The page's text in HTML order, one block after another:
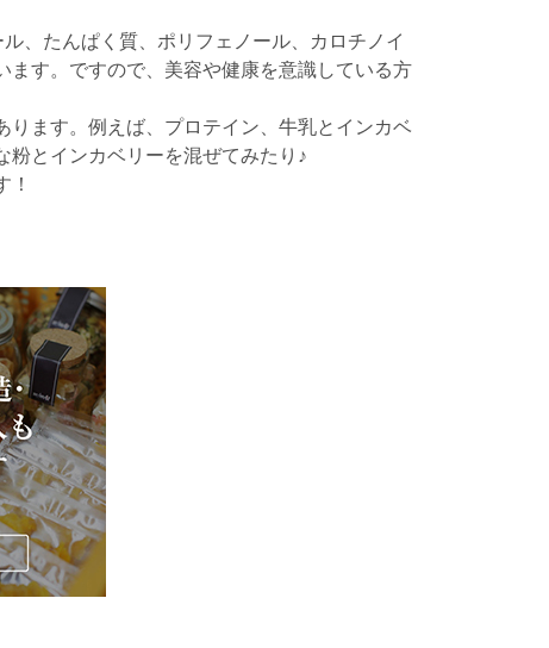
、たんぱく質、ポリフェノール、カロチノイ
ます。ですので、美容や健康を意識している方
ます。例えば、プロテイン、牛乳とインカベ
粉とインカベリーを混ぜてみたり♪
！